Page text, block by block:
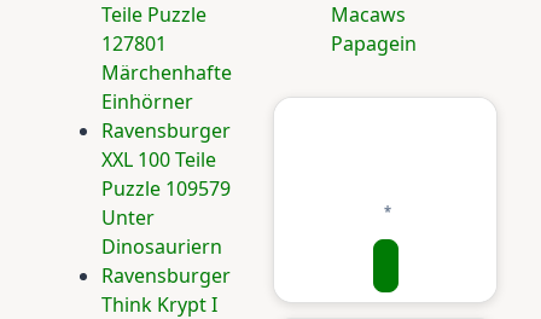
Teile Puzzle
127801
Märchenhafte
Einhörner
Ravensburger
XXL 100 Teile
Puzzle 109579
Unter
Dinosauriern
Ravensburger
Think Krypt I
Macaws
Papagein